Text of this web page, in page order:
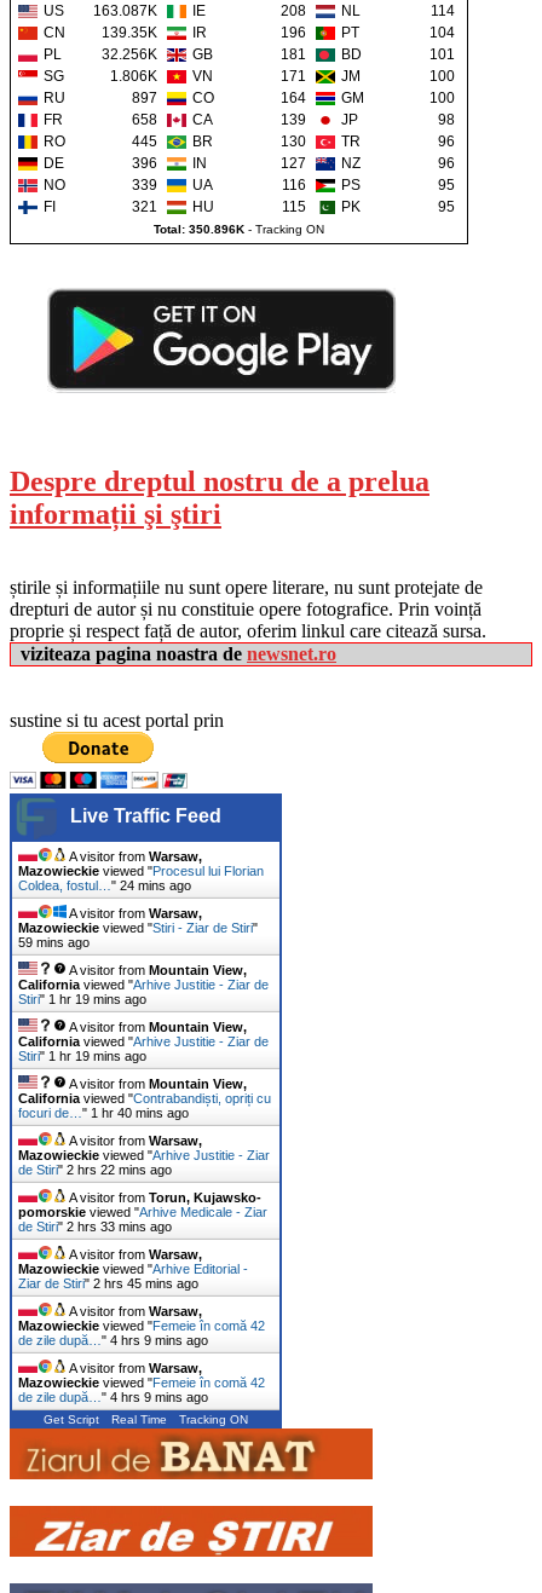
US 163.087K IE 208 NL
114
CN
139.35K IR 196 PT
104
PL
32.256K GB 181 BD
101
SG
1.806K VN 171 JM
100
RU
897 CO 164 GM
100
FR
658 CA 139 JP
98
RO
445 BR 130 TR
96
DE
396 IN 127 NZ
96
NO
339 UA 116 PS
95
FI
321 HU 115 PK 95
Total: 350.896K - Tracking ON
Despre dreptul nostru de a prelua
informații şi ştiri
știrile și informațiile nu sunt opere literare, nu sunt protejate de
drepturi de autor și nu constituie opere fotografice. Prin voință
proprie și respect față de autor, oferim linkul care citează sursa.
viziteaza pagina noastra de newsnet.ro
sustine si tu acest portal prin
Live Traffic Feed
A visitor from Warsaw,
Mazowieckie viewed "Procesul lui Florian
Coldea, fostul… " 24 mins ago
A visitor from Warsaw,
Mazowieckie viewed "Stiri - Ziar de Stiri"
59 mins ago
A visitor from Mountain View,
California viewed "Arhive Justitie - Ziar de
Stiri" 1 hr 19 mins ago
A visitor from Mountain View,
California viewed "Arhive Justitie - Ziar de
Stiri" 1 hr 19 mins ago
A visitor from Mountain View,
California viewed "Contrabandiști, opriți cu
focuri de… " 1 hr 40 mins ago
A visitor from Warsaw,
Mazowieckie viewed "Arhive Justitie - Ziar
de Stiri" 2 hrs 22 mins ago
A visitor from Torun, Kujawsko-
pomorskie viewed "Arhive Medicale - Ziar
de Stiri" 2 hrs 33 mins ago
A visitor from Warsaw,
Mazowieckie viewed "Arhive Editorial -
Ziar de Stiri" 2 hrs 45 mins ago
A visitor from Warsaw,
Mazowieckie viewed "Femeie în comă 42
de zile după… " 4 hrs 9 mins ago
A visitor from Warsaw,
Mazowieckie viewed "Femeie în comă 42
de zile după… " 4 hrs 9 mins ago
Get Script Real Time Tracking ON